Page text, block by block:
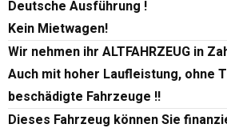
Deutsche Ausführung !
Kein Mietwagen!
Wir nehmen ihr ALTFAHRZEUG in
Auch mit hoher Laufleistung, ohne
beschädigte Fahrzeuge !!
Dieses Fahrzeug können Sie